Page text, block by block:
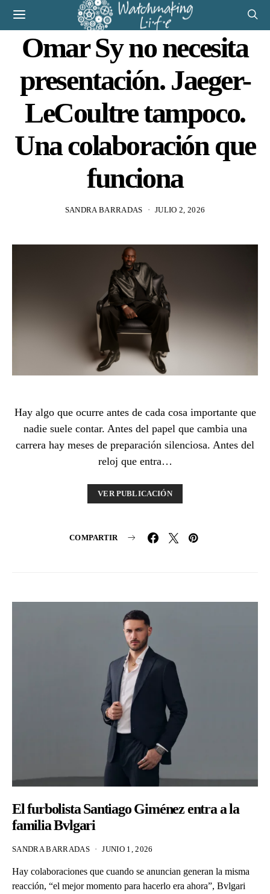
Omar Sy no necesita
presentación. Jaeger-
LeCoultre tampoco.
Una colaboración que
funciona
SANDRA BARRADAS JULIO 2, 2026
Hay algo que ocurre antes de cada cosa importante que
nadie suele contar. Antes del papel que cambia una
carrera hay meses de preparación silenciosa. Antes del
reloj que entra…
VER PUBLICACIÓN
COMPARTIR
El furbolista Santiago Giménez entra a la
familia Bvlgari
SANDRA BARRADAS JUNIO 1, 2026
Hay colaboraciones que cuando se anuncian generan la misma
reacción, “el mejor momento para hacerlo era ahora”, Bvlgari